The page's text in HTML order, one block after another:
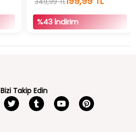
%43 İndirim
Bizi Takip Edin